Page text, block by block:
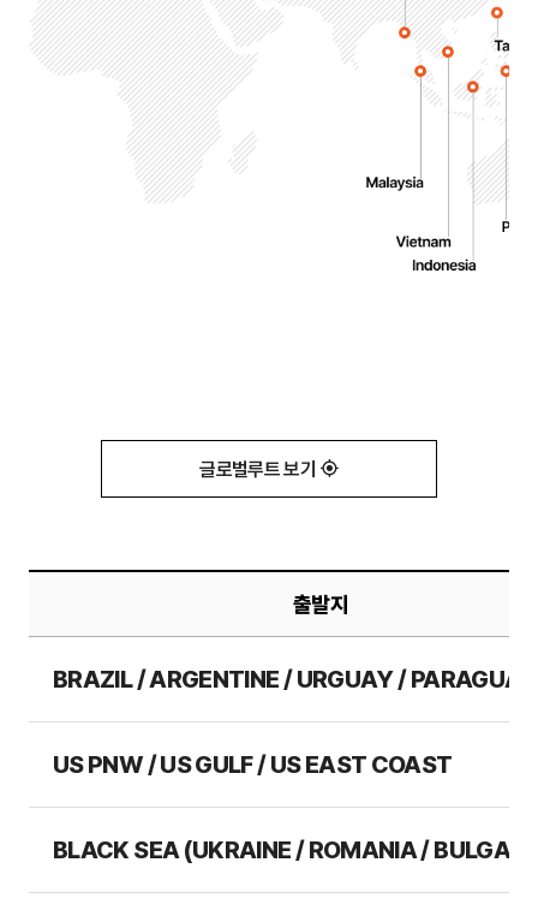
글로벌루트 보기
출발지
BRAZIL / ARGENTINE / URGUAY / PARAGUAY
US PNW / US GULF / US EAST COAST
BLACK SEA (UKRAINE / ROMANIA /